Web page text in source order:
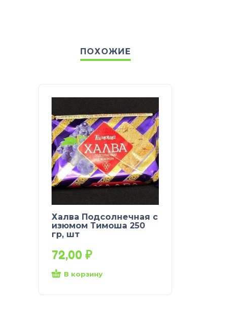
ПОХОЖИЕ
Халва Подсолнечная с
изюмом Тимоша 250
гр, шт
72,00 ₽
В корзину